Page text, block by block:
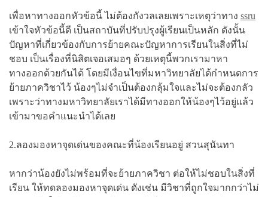
เพื่อหาทางออกหัวข้อนี้ ไม่ต้องกังวลเลยเพราะเหตุว่าทาง ssru
เข้าใจหัวข้อนี้ดี เป็นสถาบันที่ปรับปรุงผู้เรียนเป็นหลัก ดังนั้น
ปัญหาที่เกี่ยวข้องกับการย้ายคณะปัญหาการเรียนในสิ่งที่ไม่
ชอบ เป็นเรื่องที่นิสิตเจอเสมอๆ ด้วยเหตุนี้พวกเรามาหา
ทางออกด้วยกันได้ โดยมีเงื่อนไขที่มหาวิทยาลัยได้กำหนดการ
ย้ายภาควิชาไว้ น้องๆไม่จำเป็นต้องกลุ้มใจและไม่จะต้องกลัว
เพราะว่าทางมหาวิทยาลัยเราได้มีทางออกให้น้องๆไว้อยู่แล้ว
เข้ามาขอคำแนะนำได้เลย
2.ลองมองหาจุดเด่นของคณะที่น้องเรียนอยู่ สวนสุนันทา
หากว่าน้องยังไม่พร้อมที่จะย้ายภาควิชา ต่อให้ไม่ชอบในสิ่งที่
เรียน ให้ทดลองมองหาจุดเด่น ดังเช่น มีวิชาที่ถูกใจมากกว่าไม่